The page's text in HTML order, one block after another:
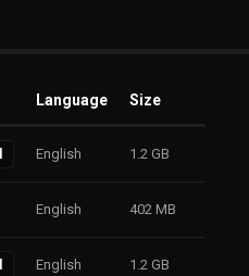
Language Size
English 1.2 GB
English 402 MB
English 1.2 GB